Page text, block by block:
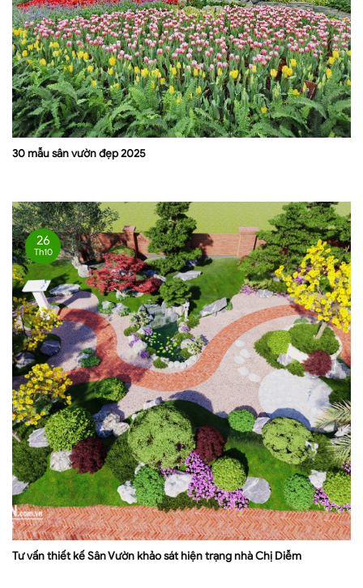
30 mẫu sân vườn đẹp 2025
Tư vấn thiết kế Sân Vườn khảo sát hiện trạng nhà Chị Diễm
26
Th10